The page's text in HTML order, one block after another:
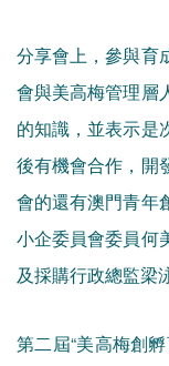
分享會上，參與育
會與美高梅管理層
的知識，並表示是
後有機會合作，開
會的還有澳門青年
小企委員會委員何
及採購行政總監梁
第二屆“美高梅創